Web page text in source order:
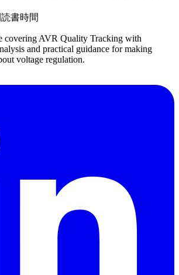
書時間
covering AVR Quality Tracking with
and practical guidance for making
voltage regulation.